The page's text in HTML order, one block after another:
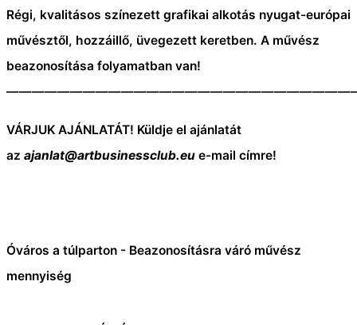
Régi, kvalitásos színezett grafikai alkotás nyugat-európai
művésztől, hozzáillő, üvegezett keretben. A művész
beazonosítása folyamatban van!
VÁRJUK AJÁNLATÁT! Küldje el ajánlatát
az ajanlat@artbusinessclub.eu e-mail címre!
Óváros a túlparton - Beazonosításra váró művész
mennyiség